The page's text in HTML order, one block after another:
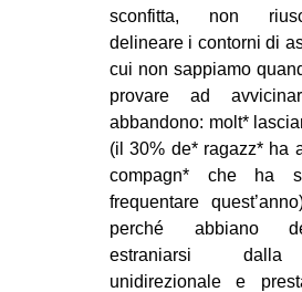
sconfitta, non
delineare i contorni di
cui non sappiamo
provare ad
abbandono: molt*
(il 30% de* ragazz* ha
compagn* che ha
frequentare
perché abbiano
estraniarsi
unidirezionale e